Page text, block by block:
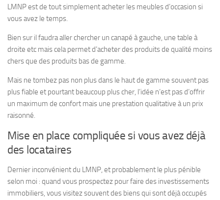
LMNP est de tout simplement acheter les meubles d’occasion si
vous avez le temps.
Bien sur il faudra aller chercher un canapé à gauche, une table à
droite etc mais cela permet d’acheter des produits de qualité moins
chers que des produits bas de gamme.
Mais ne tombez pas non plus dans le haut de gamme souvent pas
plus fiable et pourtant beaucoup plus cher, l’idée n’est pas d’offrir
un maximum de confort mais une prestation qualitative à un prix
raisonné.
Mise en place compliquée si vous avez déjà
des locataires
Dernier inconvénient du LMNP, et probablement le plus pénible
selon moi : quand vous prospectez pour faire des investissements
immobiliers, vous visitez souvent des biens qui sont déjà occupés